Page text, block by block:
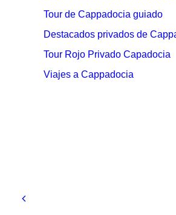
Tour de Cappadocia guiado
Destacados privados de
Tour Rojo Privado Capadocia
Viajes a Cappadocia